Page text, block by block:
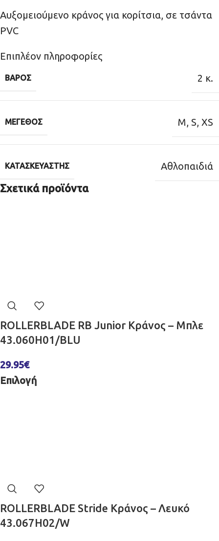
Αυξομειούμενο κράνος για κορίτσια, σε τσάντα
PVC
Επιπλέον πληροφορίες
ΒΆΡΟΣ 2 κ.
ΜΈΓΕΘΟΣ M, S, XS
ΚΑΤΑΣΚΕΥΑΣΤΉΣ Αθλοπαιδιά
Σχετικά προϊόντα
ROLLERBLADE RB Junior Κράνος – Μπλε
43.060H01/BLU
29.95€
Επιλογή
ROLLERBLADE Stride Κράνος – Λευκό
43.067H02/W